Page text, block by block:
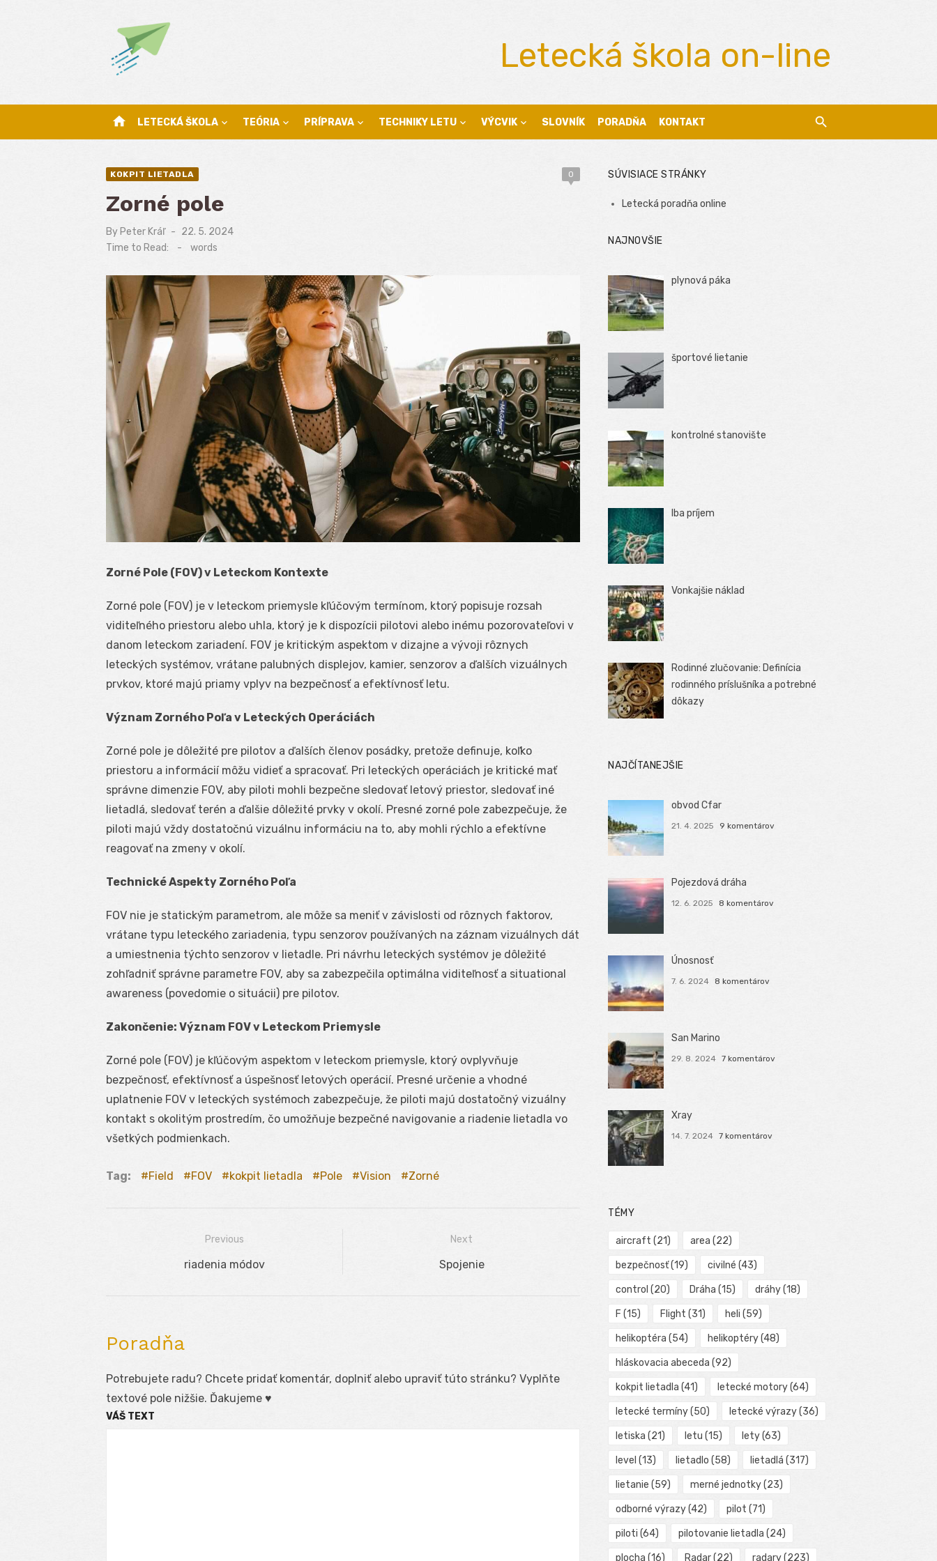
Letecká škola on-line
home LETECKÁ ŠKOLA TEÓRIA PRÍPRAVA TECHNIKY LETU VÝCVIK SLOVNÍK PORADŇA KONTAKT
KOKPIT LIETADLA 0
Zorné pole
By Peter Kráľ
Posted
on
22. 5. 2024
Time to Read:
- words
Zorné Pole (FOV) v Leteckom Kontexte
Zorné pole (FOV) je v leteckom priemysle kľúčovým termínom, ktorý popisuje rozsah
viditeľného priestoru alebo uhla, ktorý je k dispozícii pilotovi alebo inému pozorovateľovi v
danom leteckom zariadení. FOV je kritickým aspektom v dizajne a vývoji rôznych
leteckých systémov, vrátane palubných displejov, kamier, senzorov a ďalších vizuálnych
prvkov, ktoré majú priamy vplyv na bezpečnosť a efektívnosť letu.
Význam Zorného Poľa v Leteckých Operáciách
Zorné pole je dôležité pre pilotov a ďalších členov posádky, pretože definuje, koľko
priestoru a informácií môžu vidieť a spracovať. Pri leteckých operáciách je kritické mať
správne dimenzie FOV, aby piloti mohli bezpečne sledovať letový priestor, sledovať iné
lietadlá, sledovať terén a ďalšie dôležité prvky v okolí. Presné zorné pole zabezpečuje, že
piloti majú vždy dostatočnú vizuálnu informáciu na to, aby mohli rýchlo a efektívne
reagovať na zmeny v okolí.
Technické Aspekty Zorného Poľa
FOV nie je statickým parametrom, ale môže sa meniť v závislosti od rôznych faktorov,
vrátane typu leteckého zariadenia, typu senzorov používaných na záznam vizuálnych dát
a umiestnenia týchto senzorov v lietadle. Pri návrhu leteckých systémov je dôležité
zohľadniť správne parametre FOV, aby sa zabezpečila optimálna viditeľnosť a situational
awareness (povedomie o situácii) pre pilotov.
Zakončenie: Význam FOV v Leteckom Priemysle
Zorné pole (FOV) je kľúčovým aspektom v leteckom priemysle, ktorý ovplyvňuje
bezpečnosť, efektívnosť a úspešnosť letových operácií. Presné určenie a vhodné
uplatnenie FOV v leteckých systémoch zabezpečuje, že piloti majú dostatočný vizuálny
kontakt s okolitým prostredím, čo umožňuje bezpečné navigovanie a riadenie lietadla vo
všetkých podmienkach.
Tag: Field FOV kokpit lietadla Pole Vision Zorné
Navigácia
Previous
Previous
riadenia módov
Next
Next
Spojenie
Poradňa
Potrebujete radu? Chcete pridať komentár, doplniť alebo upraviť túto stránku? Vyplňte
textové pole nižšie. Ďakujeme ♥
VÁŠ TEXT
SÚVISIACE STRÁNKY
Letecká poradňa online
NAJNOVŠIE
plynová páka
športové lietanie
kontrolné stanovište
Iba príjem
Vonkajšie náklad
Rodinné zlučovanie: Definícia
rodinného príslušníka a potrebné
dôkazy
NAJČÍTANEJŠIE
obvod Cfar
21. 4. 2025 9 komentárov
Pojezdová dráha
12. 6. 2025 8 komentárov
Únosnosť
7. 6. 2024 8 komentárov
San Marino
29. 8. 2024 7 komentárov
Xray
14. 7. 2024 7 komentárov
TÉMY
aircraft (21) area (22)
bezpečnosť(19) civilné (43)
control (20) Dráha (15) dráhy(18)
F (15) Flight (31) heli (59)
helikoptéra (54) helikoptéry(48)
hláskovacia abeceda (92)
kokpit lietadla (41) letecké motory(64)
letecké termíny(50) letecké výrazy(36)
letiska (21) letu (15) lety(63)
level (13) lietadlo (58) lietadlá (317)
lietanie (59) merné jednotky(23)
odborné výrazy(42) pilot (71)
piloti (64) pilotovanie lietadla (24)
plocha (16) Radar(22) radary(223)